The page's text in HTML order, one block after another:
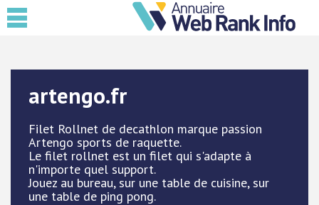
artengo.fr
Filet Rollnet de decathlon marque passion
Artengo sports de raquette.
Le filet rollnet est un filet qui s'adapte à
n'importe quel support.
Jouez au bureau, sur une table de cuisine, sur
une table de ping pong.